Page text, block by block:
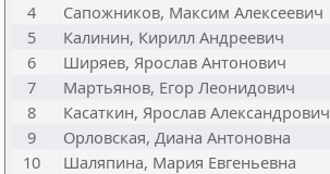
4
Сапожников, Максим Алексеевич
5
Калинин, Кирилл Андреевич
6
Ширяев, Ярослав Антонович
7
Мартьянов, Егор Леонидович
8
Касаткин, Ярослав Александрович
9
Орловская, Диана Антоновна
10
Шаляпина, Мария Евгеньевна